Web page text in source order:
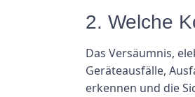
2. Welche
Das Versäumnis,
Geräteausfälle,
erkennen und die